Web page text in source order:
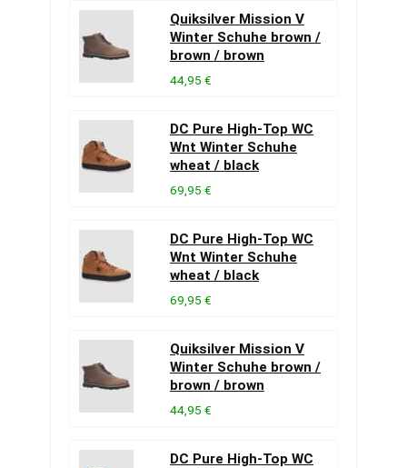
Quiksilver Mission V
Winter Schuhe brown /
brown / brown
44,95 €
DC Pure High-Top WC
Wnt Winter Schuhe
wheat / black
69,95 €
DC Pure High-Top WC
Wnt Winter Schuhe
wheat / black
69,95 €
Quiksilver Mission V
Winter Schuhe brown /
brown / brown
44,95 €
DC Pure High-Top WC